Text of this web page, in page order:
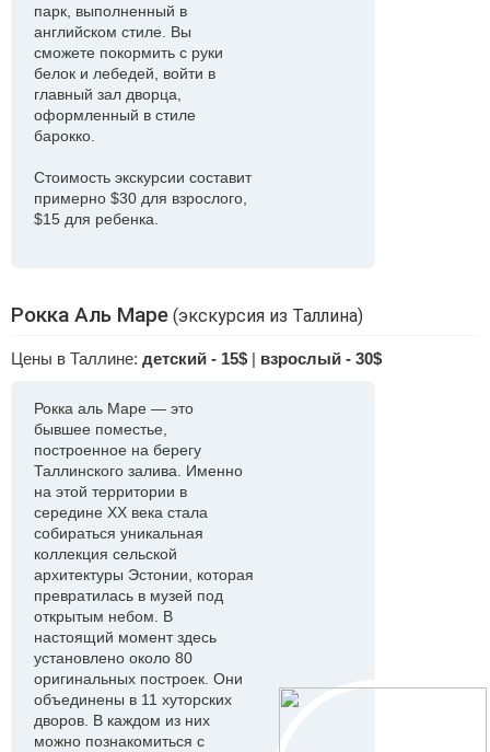
парк, выполненный в
английском стиле. Вы
сможете покормить с руки
белок и лебедей, войти в
главный зал дворца,
оформленный в стиле
барокко.
Стоимость экскурсии составит
примерно $30 для взрослого,
$15 для ребенка.
Рокка Aль Маре (экскурсия из Таллина)
Цены в Таллине: детский - 15$ | взрослый - 30$
Рокка аль Маре — это
бывшее поместье,
построенное на берегу
Таллинского залива. Именно
на этой территории в
середине XX века стала
собираться уникальная
коллекция сельской
архитектуры Эстонии, которая
превратилась в музей под
открытым небом. В
настоящий момент здесь
установлено около 80
оригинальных построек. Они
объединены в 11 хуторских
дворов. В каждом из них
можно познакомиться с